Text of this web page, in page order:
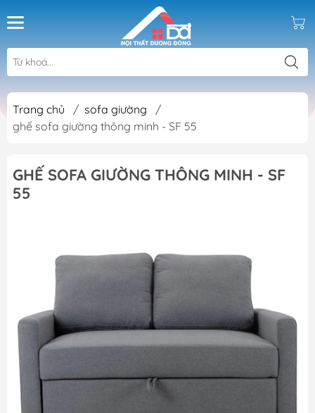
Trang chủ / sofa giường
/
ghế sofa giường thông minh - SF 55
GHẾ SOFA GIƯỜNG THÔNG MINH - SF
55